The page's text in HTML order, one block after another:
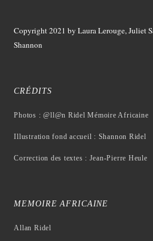
Copyright 2021 by Laura Lerouge, Juliet
Shannon
CRÉDITS
Photos : @ll@n Ridel Mémoire Africaine
Illustration fond accueil : Shannon Ridel
Correction des textes : Jean-Pierre Heule
MEMOIRE AFRICAINE
Allan Ridel